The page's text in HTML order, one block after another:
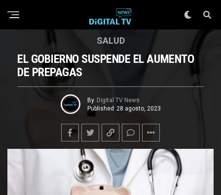
SALUD
EL GOBIERNO SUSPENDE EL AUMENTO
DE PREPAGAS
By Digital TV News
Published 28 agosto, 2023